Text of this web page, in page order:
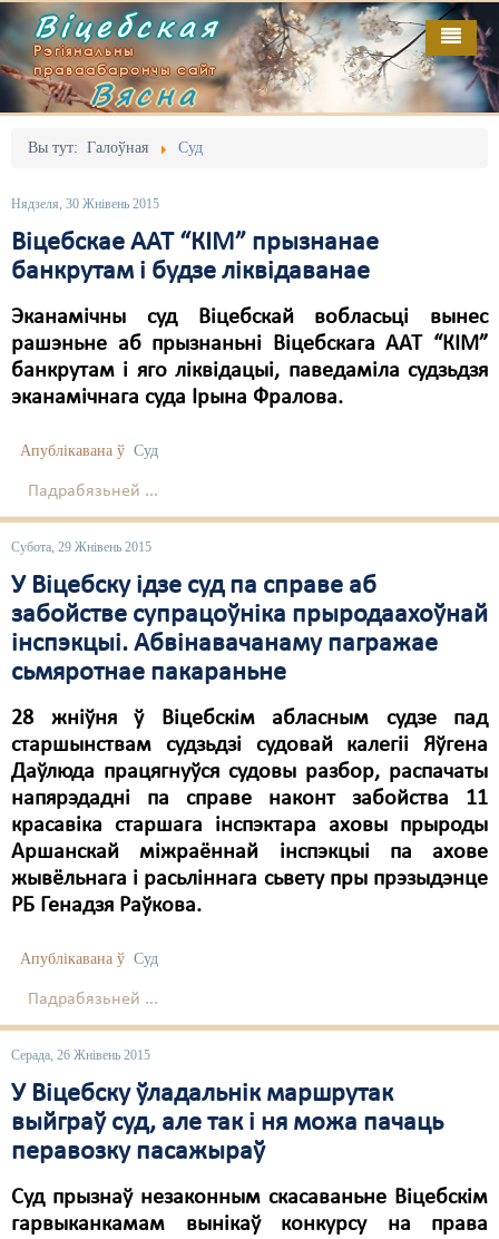
Віцебская
Рэгіянальны
праваабарончы сайт
Вясна
Вы тут: Галоўная Суд
Нядзеля, 30 Жнівень 2015
Віцебскае ААТ “КІМ” прызнанае
банкрутам і будзе ліквідаванае
Эканамічны суд Віцебскай вобласьці вынес
рашэньне аб прызнаньні Віцебскага ААТ “КІМ”
банкрутам і яго ліквідацыі, паведаміла судзьдзя
эканамічнага суда Ірына Фралова.
Апублікавана ў Суд
Падрабязьней ...
Субота, 29 Жнівень 2015
У Віцебску ідзе суд па справе аб
забойстве супрацоўніка прыродаахоўнай
інспэкцыі. Абвінавачанаму пагражае
сьмяротнае пакараньне
28 жніўня ў Віцебскім абласным судзе пад
старшынствам судзьдзі судовай калегіі Яўгена
Даўлюда працягнуўся судовы разбор, распачаты
напярэдадні па справе наконт забойства 11
красавіка старшага інспэктара аховы прыроды
Аршанскай міжраённай інспэкцыі па ахове
жывёльнага і расьліннага сьвету пры прэзыдэнце
РБ Генадзя Раўкова.
Апублікавана ў Суд
Падрабязьней ...
Серада, 26 Жнівень 2015
У Віцебску ўладальнік маршрутак
выйграў суд, але так і ня можа пачаць
перавозку пасажыраў
Суд прызнаў незаконным скасаваньне Віцебскім
гарвыканкамам вынікаў конкурсу на права
Галоўная
Адміністрацыйны перасьлед
Безбар'ернае асяродзьдзе
Выбары
Грамадзянскія ініцыятывы
Дзяржава
Затрыманьні
Карная псыхіятрыя
КПЧ ААН
Культурныя правы
ЛПП
Мігранты
Мірныя сходы
Палітвязьні
Праваабаронцы
Правы дзіцяці
Пэнітэнцыярная сыстэма
Рознае
Свабода слова
Свабода сумленьня
Суд
Выданьні
Кантакт
Пра нас
RSS